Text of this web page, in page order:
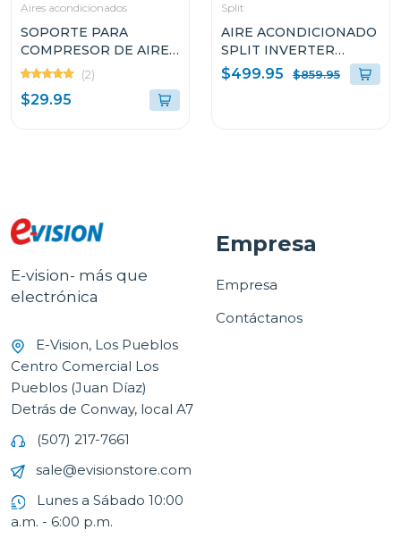
Aires acondicionados
SOPORTE PARA
COMPRESOR DE AIRE
ACONDICIONADO DE
9000 A 36000 BTU
NW203
(2)
$29.95
Split
AIRE ACONDICIONADO
SPLIT INVERTER
HISENSE DE 24000BTU
Y SEER19 ATR242C
$499.95 $859.95
E-vision- más que
electrónica
E-Vision, Los Pueblos
Centro Comercial Los
Pueblos (Juan Díaz)
Detrás de Conway, local A7
(507) 217-7661
sale@evisionstore.com
Lunes a Sábado 10:00
a.m. - 6:00 p.m.
Empresa
Empresa
Contáctanos